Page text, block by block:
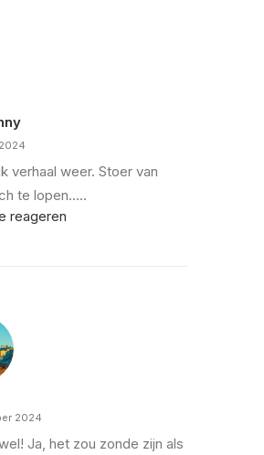
verhaal weer. Stoer van
te lopen…..
reageren
2024
Ja, het zou zonde zijn als